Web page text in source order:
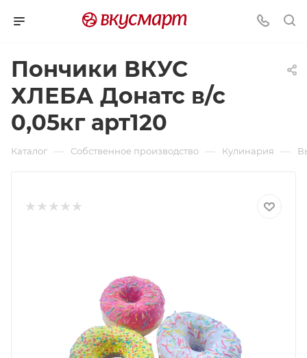
Пончики ВКУС
ХЛЕБА Донатс в/с
0,05кг арт120
Каталог — Собственное производство — Кулинария —